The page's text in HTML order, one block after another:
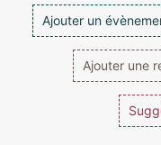
Ajouter un
Ajouter une